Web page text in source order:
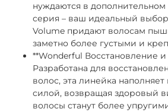
нуждаются в дополнительном
серия – ваш идеальный
Volume придают волосам
заметно более густыми и
**Wonderful Восстановление и
Разработана для
волос, эта линейка
силой, возвращая здоровый
волосы станут более